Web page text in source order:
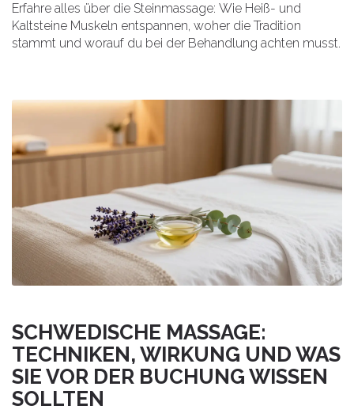
Erfahre alles über die Steinmassage: Wie Heiß- und
Kaltsteine Muskeln entspannen, woher die Tradition
stammt und worauf du bei der Behandlung achten musst.
SCHWEDISCHE MASSAGE:
TECHNIKEN, WIRKUNG UND WAS
SIE VOR DER BUCHUNG WISSEN
SOLLTEN